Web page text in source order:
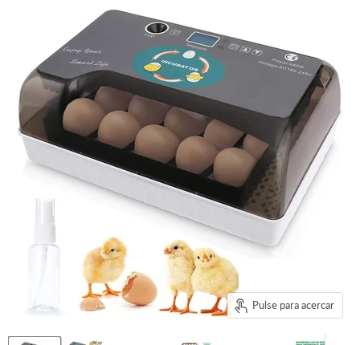
Pulse para acercar